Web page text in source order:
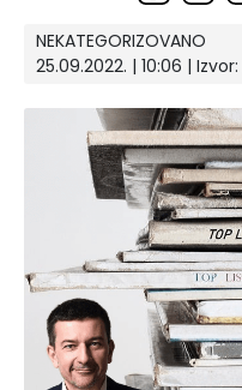
NEKATEGORIZOVANO
25.09.2022. | 10:06 | Izvor: